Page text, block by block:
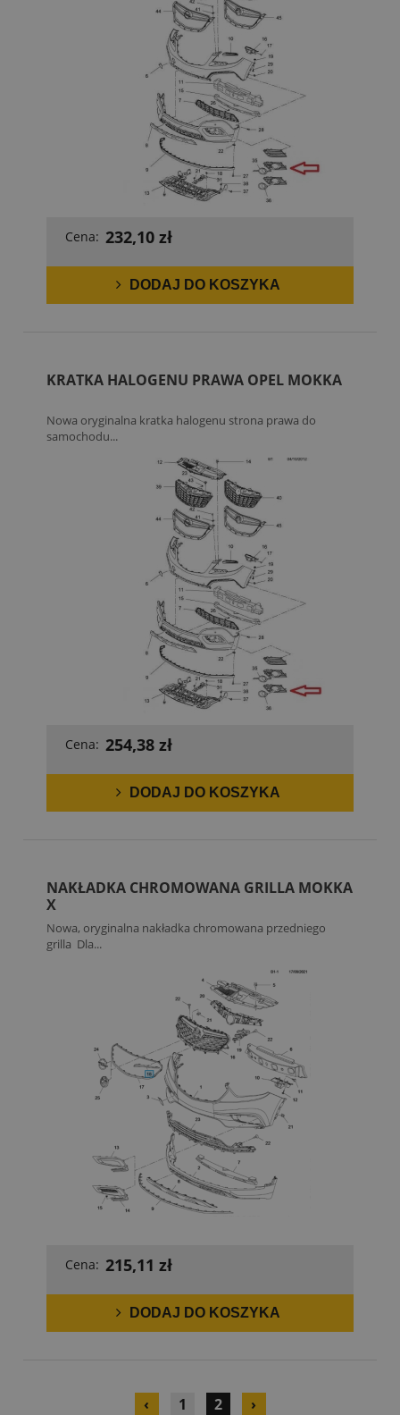
Cena: 232,10 zł
DODAJ DO KOSZYKA
KRATKA HALOGENU PRAWA OPEL MOKKA
Nowa oryginalna kratka halogenu strona prawa do
samochodu...
Cena: 254,38 zł
DODAJ DO KOSZYKA
NAKŁADKA CHROMOWANA GRILLA MOKKA
X
Nowa, oryginalna nakładka chromowana przedniego
grilla Dla...
Cena: 215,11 zł
DODAJ DO KOSZYKA
‹ 1 2 ›